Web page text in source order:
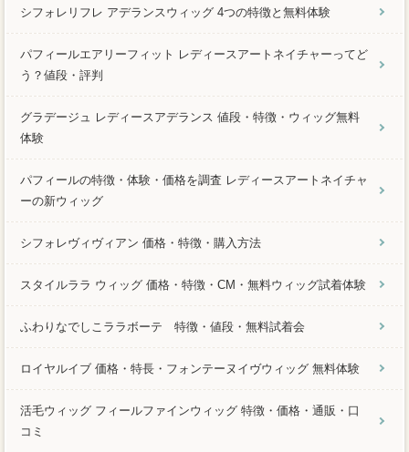
シフォレリフレ アデランスウィッグ 4つの特徴と無料体験
パフィールエアリーフィット レディースアートネイチャーってど
う？値段・評判
グラデージュ レディースアデランス 値段・特徴・ウィッグ無料
体験
パフィールの特徴・体験・価格を調査 レディースアートネイチャ
ーの新ウィッグ
シフォレヴィヴィアン 価格・特徴・購入方法
スタイルララ ウィッグ 価格・特徴・CM・無料ウィッグ試着体験
ふわりなでしこララボーテ 特徴・値段・無料試着会
ロイヤルイブ 価格・特長・フォンテーヌイヴウィッグ 無料体験
活毛ウィッグ フィールファインウィッグ 特徴・価格・通販・口
コミ